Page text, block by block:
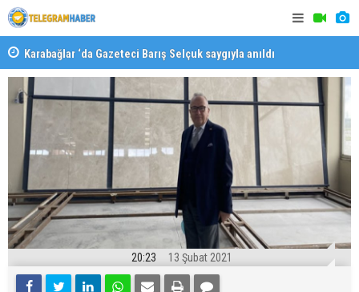
Karabağlar ‘da Gazeteci Barış Selçuk saygıyla anıldı
20:23 13 Şubat 2021